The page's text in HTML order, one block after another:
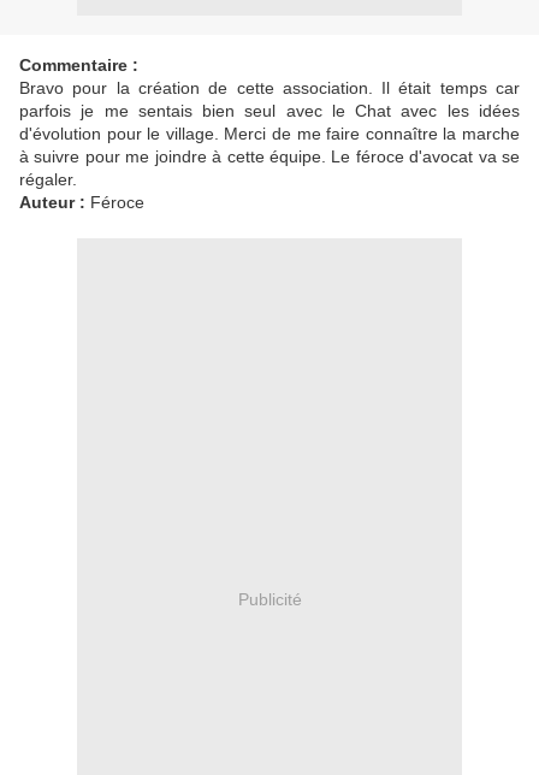
Commentaire :
Bravo pour la création de cette association. Il était temps car
parfois je me sentais bien seul avec le Chat avec les idées
d'évolution pour le village. Merci de me faire connaître la marche
à suivre pour me joindre à cette équipe. Le féroce d'avocat va se
régaler.
Auteur : Féroce
Publicité